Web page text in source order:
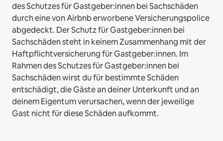
des Schutzes für Gastgeber:innen bei Sachschäden
durch eine von Airbnb erworbene Versicherungspolice
abgedeckt. Der Schutz für Gastgeber:innen bei
Sachschäden steht in keinem Zusammenhang mit der
Haftpflichtversicherung für Gastgeber:innen. Im
Rahmen des Schutzes für Gastgeber:innen bei
Sachschäden wirst du für bestimmte Schäden
entschädigt, die Gäste an deiner Unterkunft und an
deinem Eigentum verursachen, wenn der jeweilige
Gast nicht für diese Schäden aufkommt.